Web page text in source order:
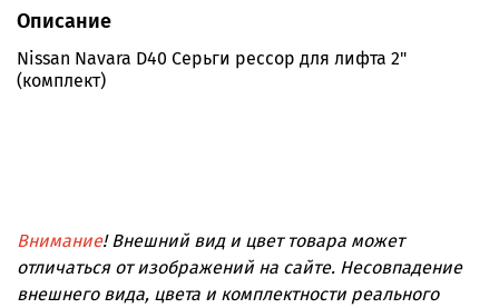
Описание
Nissan Navara D40 Серьги рессор для лифта 2"
(комплект)
Внимание! Внешний вид и цвет товара может
отличаться от изображений на сайте. Несовпадение
внешнего вида, цвета и комплектности реального